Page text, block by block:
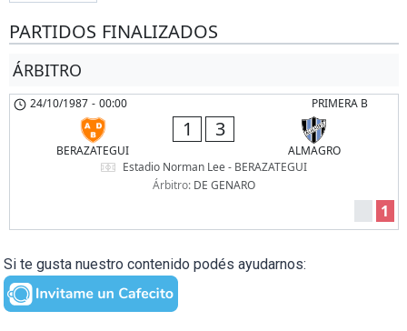
PARTIDOS FINALIZADOS
ÁRBITRO
PRIMERA B
24/10/1987 - 00:00
BERAZATEGUI
1 3
ALMAGRO
Estadio Norman Lee - BERAZATEGUI
Árbitro: DE GENARO
1
Si te gusta nuestro contenido podés ayudarnos: